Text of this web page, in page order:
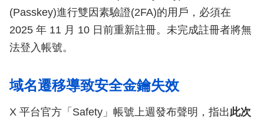
(Passkey)進行雙因素驗證(2FA)的用戶，必須在
2025 年 11 月 10 日前重新註冊。未完成註冊者將無
法登入帳號。
域名遷移導致安全金鑰失效
X 平台官方「Safety」帳號上週發布聲明，指出此次